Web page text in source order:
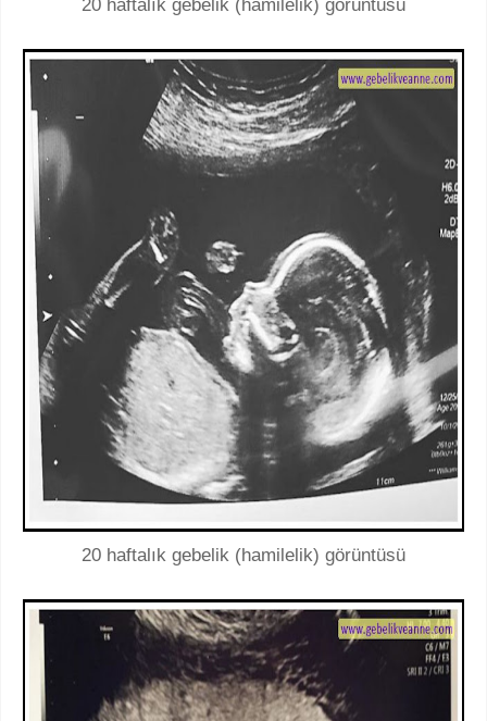
20 haftalık gebelik (hamilelik) görüntüsü
20 haftalık gebelik (hamilelik) görüntüsü